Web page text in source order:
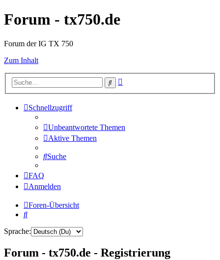
Forum - tx750.de
Forum der IG TX 750
Zum Inhalt
Suche
Schnellzugriff
Unbeantwortete Themen
Aktive Themen
Suche
FAQ
Anmelden
Foren-Übersicht
Suche
Sprache:
Forum - tx750.de - Registrierung